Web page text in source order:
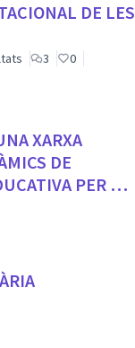
DE LES
3
0
XARXA
DE
PER A